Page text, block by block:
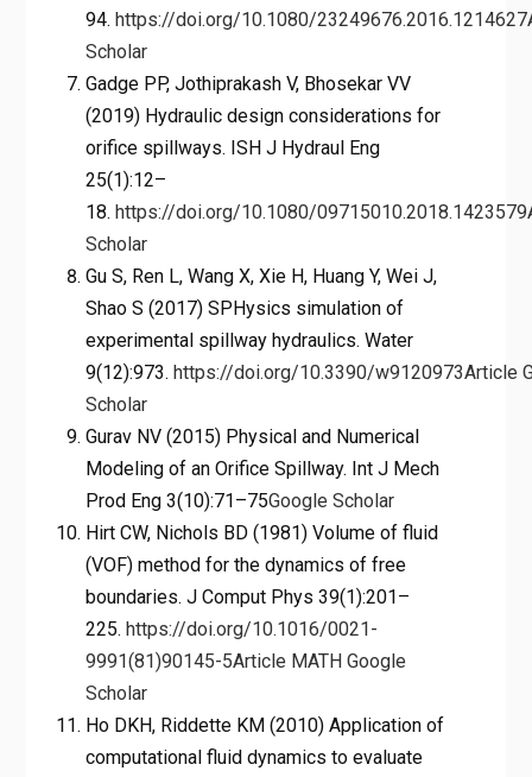
94. https://doi.org/10.1080/23249676.2016.1214627
Scholar
Gadge PP, Jothiprakash V, Bhosekar VV
(2019) Hydraulic design considerations for
orifice spillways. ISH J Hydraul Eng
25(1):12–
18. https://doi.org/10.1080/09715010.2018.1423579
Scholar
Gu S, Ren L, Wang X, Xie H, Huang Y, Wei J,
Shao S (2017) SPHysics simulation of
experimental spillway hydraulics. Water
9(12):973. https://doi.org/10.3390/w9120973Article
Scholar
Gurav NV (2015) Physical and Numerical
Modeling of an Orifice Spillway. Int J Mech
Prod Eng 3(10):71–75Google Scholar
Hirt CW, Nichols BD (1981) Volume of fluid
(VOF) method for the dynamics of free
boundaries. J Comput Phys 39(1):201–
225. https://doi.org/10.1016/0021-
9991(81)90145-5Article MATH Google
Scholar
Ho DKH, Riddette KM (2010) Application of
computational fluid dynamics to evaluate